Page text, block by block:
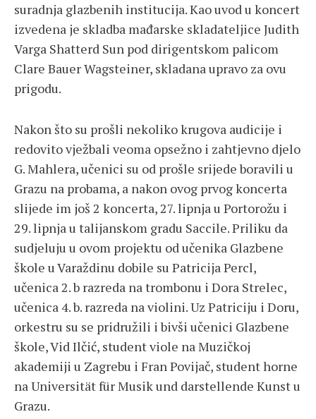
suradnja glazbenih institucija. Kao uvod u koncert
izvedena je skladba mađarske skladateljice Judith
Varga Shatterd Sun pod dirigentskom palicom
Clare Bauer Wagsteiner, skladana upravo za ovu
prigodu.
Nakon što su prošli nekoliko krugova audicije i
redovito vježbali veoma opsežno i zahtjevno djelo
G. Mahlera, učenici su od prošle srijede boravili u
Grazu na probama, a nakon ovog prvog koncerta
slijede im još 2 koncerta, 27. lipnja u Portorožu i
29. lipnja u talijanskom gradu Saccile. Priliku da
sudjeluju u ovom projektu od učenika Glazbene
škole u Varaždinu dobile su Patricija Percl,
učenica 2. b razreda na trombonu i Dora Strelec,
učenica 4. b. razreda na violini. Uz Patriciju i Doru,
orkestru su se pridružili i bivši učenici Glazbene
škole, Vid Ilčić, student viole na Muzičkoj
akademiji u Zagrebu i Fran Povijač, student horne
na Universität für Musik und darstellende Kunst u
Grazu.